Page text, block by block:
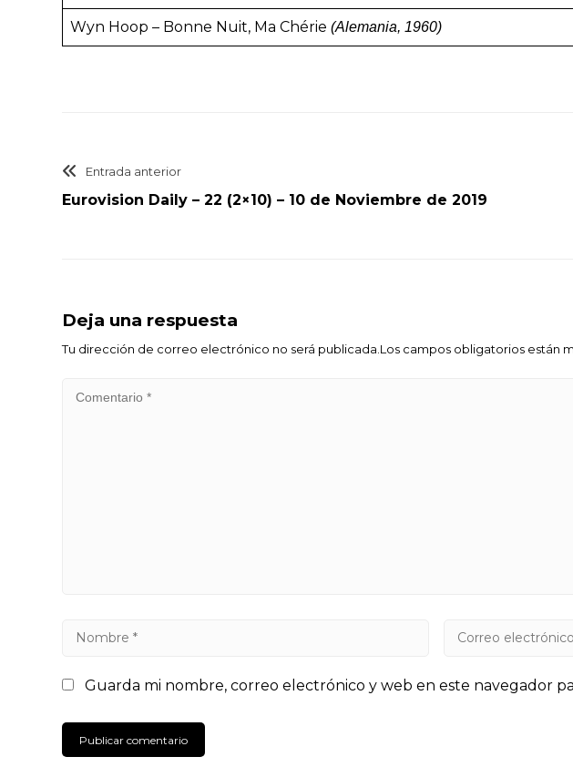
Wyn Hoop – Bonne Nuit, Ma Chérie (Alemania, 1960)
Entrada anterior
Eurovision Daily – 22 (2×10) – 10 de Noviembre de 2019
Deja una respuesta
Tu dirección de correo electrónico no será publicada.Los campos obligatorios están
Guarda mi nombre, correo electrónico y web en este navegador